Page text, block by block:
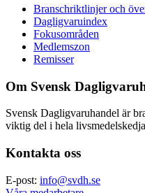
Branschriktlinjer och
Dagligvaruindex
Fokusområden
Medlemszon
Remisser
Om Svensk
Svensk Dagligvaruhandel är
viktig del i hela
Kontakta oss
E-post: info@svdh.se